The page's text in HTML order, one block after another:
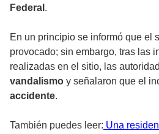
Federal .
En un principio se informó que el
provocado; sin embargo, tras las
realizadas en el sitio, las
vandalismo y señalaron que el
accidente.
También puedes leer: Una